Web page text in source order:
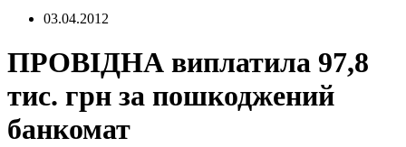
03.04.2012
ПРОВІДНА виплатила 97,8
тис. грн за пошкоджений
банкомат